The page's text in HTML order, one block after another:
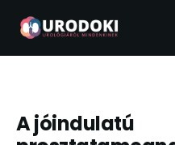
A jóindulatú